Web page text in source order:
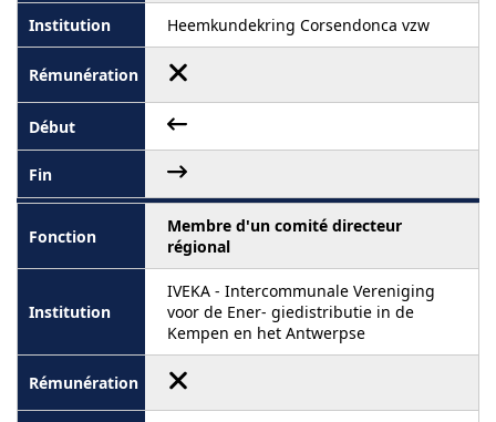
Heemkundekring Corsendonca vzw
Membre d'un comité directeur
régional
IVEKA - Intercommunale Vereniging
voor de Ener- giedistributie in de
Kempen en het Antwerpse